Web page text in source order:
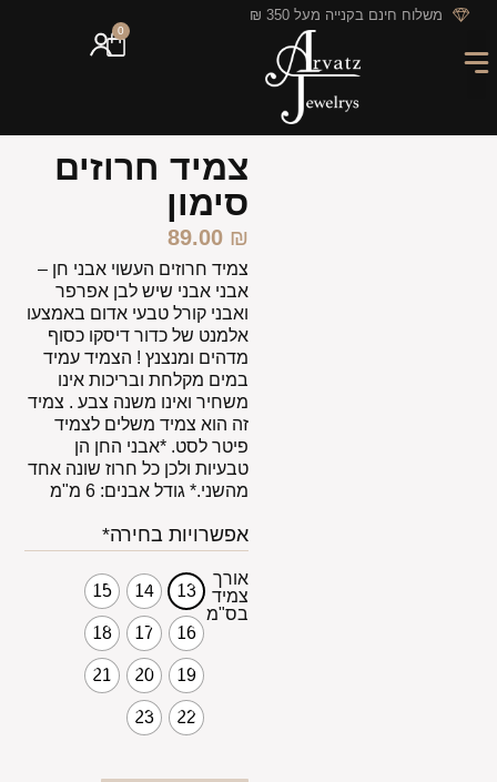
לתוכן משלוח חינם בקנייה מעל 350 ₪
0
צמיד חרוזים
סימון
89.00 ₪
צמיד חרוזים העשוי אבני חן –
אבני אבני שיש לבן אפרפר
ואבני קורל טבעי אדום באמצעו
אלמנט של כדור דיסקו כסוף
מדהים ומנצנץ ! הצמיד עמיד
במים מקלחת ובריכות אינו
משחיר ואינו משנה צבע . צמיד
זה הוא צמיד משלים לצמיד
פיטר לסט. *אבני החן הן
טבעיות ולכן כל חרוז שונה אחד
מהשני.* גודל אבנים: 6 מ"מ
אפשרויות בחירה*
אורך
צמיד
בס"מ
13
14
15
16
17
18
19
20
21
22
23